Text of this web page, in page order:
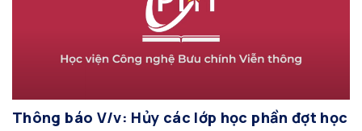
Thông báo V/v: Hủy các lớp học phần đợt học